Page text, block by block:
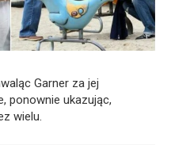
Garner za jej
ponownie ukazując,
wielu.